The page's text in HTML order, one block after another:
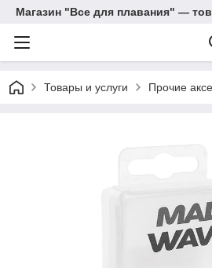
Магазин "Все для плавания" —
Товары и услуги Прочие